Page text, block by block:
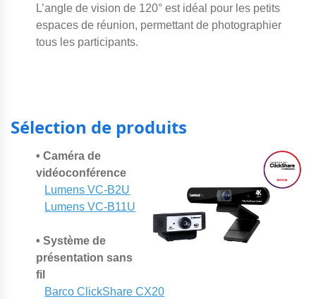
L’angle de vision de 120° est idéal pour les petits
espaces de réunion, permettant de photographier
tous les participants.
Sélection de produits
• Caméra de
vidéoconférence
Lumens VC-B2U
Lumens VC-B11U
• Système de
présentation sans
fil
Barco ClickShare CX20